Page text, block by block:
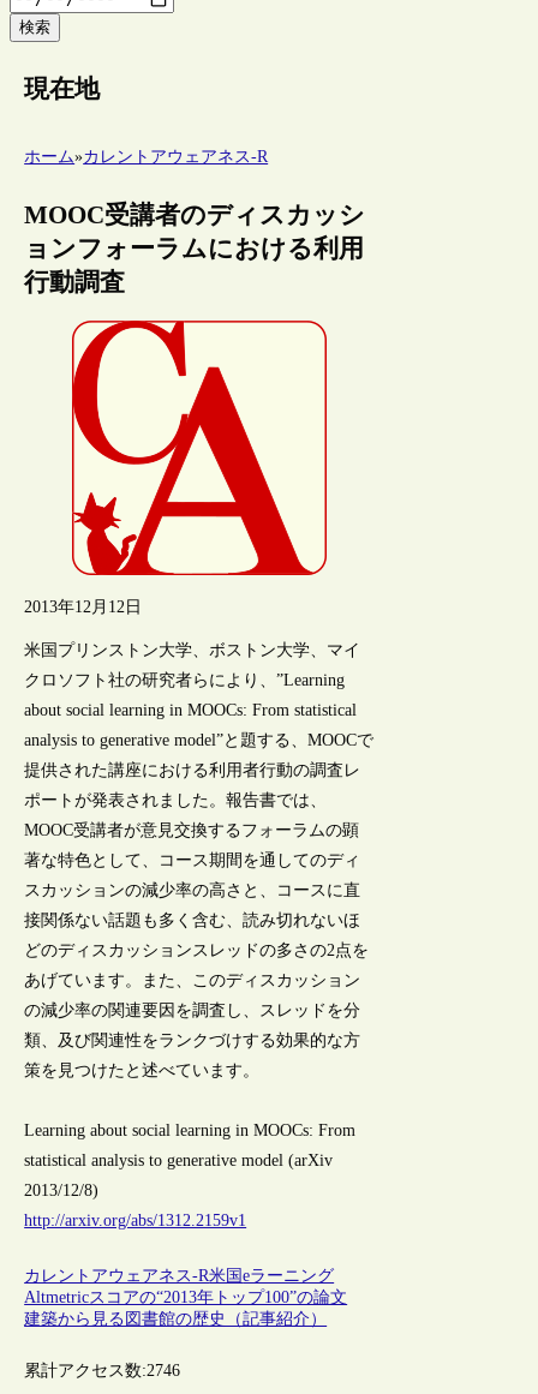
検索
現在地
ホーム»カレントアウェアネス-R
MOOC受講者のディスカッシ
ョンフォーラムにおける利用
行動調査
2013年12月12日
米国プリンストン大学、ボストン大学、マイ
クロソフト社の研究者らにより、”Learning
about social learning in MOOCs: From statistical
analysis to generative model”と題する、MOOCで
提供された講座における利用者行動の調査レ
ポートが発表されました。報告書では、
MOOC受講者が意見交換するフォーラムの顕
著な特色として、コース期間を通してのディ
スカッションの減少率の高さと、コースに直
接関係ない話題も多く含む、読み切れないほ
どのディスカッションスレッドの多さの2点を
あげています。また、このディスカッション
の減少率の関連要因を調査し、スレッドを分
類、及び関連性をランクづけする効果的な方
策を見つけたと述べています。
Learning about social learning in MOOCs: From
statistical analysis to generative model (arXiv
2013/12/8)
http://arxiv.org/abs/1312.2159v1
カレントアウェアネス-R米国eラーニング
Altmetricスコアの“2013年トップ100”の論文
建築から見る図書館の歴史（記事紹介）
累計アクセス数:2746